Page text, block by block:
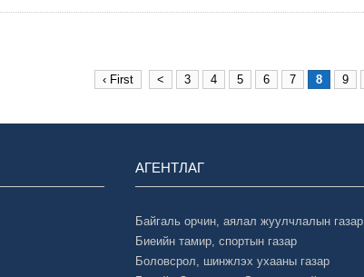
‹ First < 3 4 5 6 7 8 9
АГЕНТЛАГ
Байгаль орчин, аялал жуулчлалын газар
Биеийн тамир, спортын газар
Боловсрол, шинжлэх ухааны газар